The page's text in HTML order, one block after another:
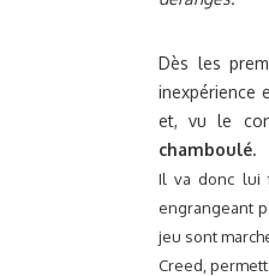
Dès les
inexpérience
et, vu le
chamboulé.
Il va donc lui
engrangeant
jeu sont
Creed,